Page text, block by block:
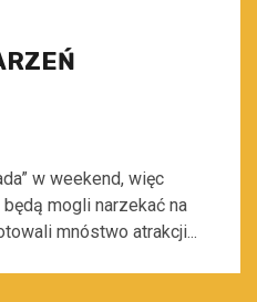
w weekend, więc
mogli narzekać na
mnóstwo atrakcji...